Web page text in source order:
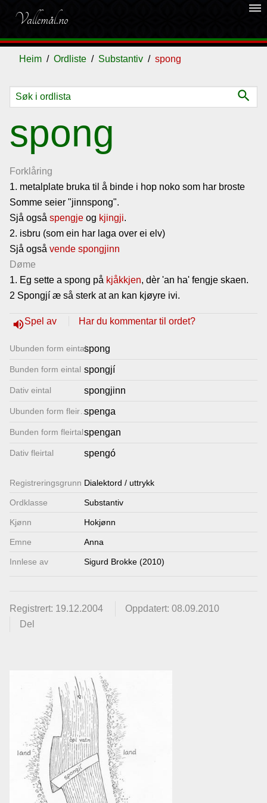
Vallemål.no
dehaze
Heim Ordliste Substantiv spong
search
spong
Forklåring
1. metalplate bruka til å binde i hop noko som har broste
Somme seier "jinnspong".
Sjå også spengje og kjingji.
2. isbru (som ein har laga over ei elv)
Sjå også vende spongjinn
Døme
1. Eg sette a spong på kjåkkjen, dèr 'an ha' fengje skaen.
2 Spongjí æ så sterk at an kan kjøyre ivi.
volume_upSpel av Har du kommentar til ordet?
Ubunden form eintalspong
Bunden form eintal spongjí
Dativ eintal spongjinn
Ubunden form fleirtal
spenga
Bunden form fleirtalspengan
Dativ fleirtal spengó
Registrerings­grunn Dialektord / uttrykk
Ordklasse Substantiv
Kjønn Hokjønn
Emne Anna
Innlese av Sigurd Brokke (2010)
Registrert: 19.12.2004
Oppdatert: 08.09.2010
Del
Ordliste
Om
vallemålet
Gjestebok
Nyhende
Lenkjer
Kontakt
oss